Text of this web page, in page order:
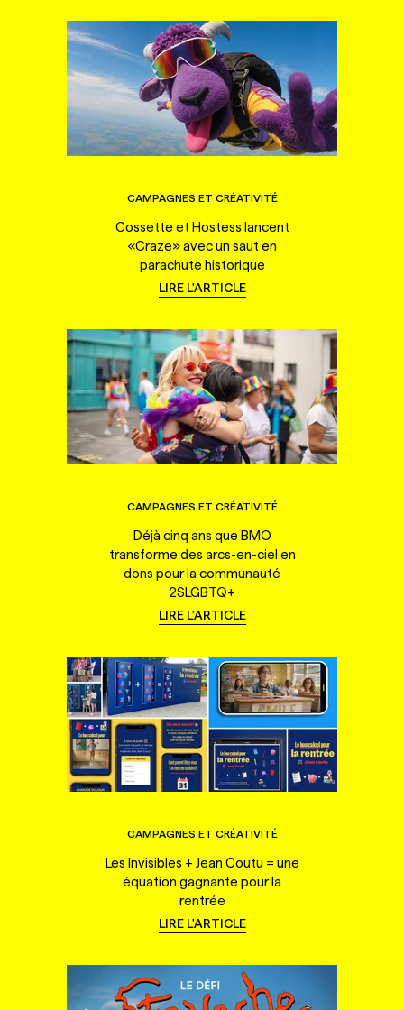
CAMPAGNES ET CRÉATIVITÉ
Cossette et Hostess lancent
«Craze» avec un saut en
parachute historique
LIRE L'ARTICLE
CAMPAGNES ET CRÉATIVITÉ
Déjà cinq ans que BMO
transforme des arcs-en-ciel en
dons pour la communauté
2SLGBTQ+
LIRE L'ARTICLE
CAMPAGNES ET CRÉATIVITÉ
Les Invisibles + Jean Coutu = une
équation gagnante pour la
rentrée
LIRE L'ARTICLE